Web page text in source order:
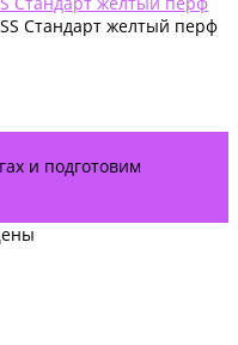
Стандарт желтый перф
и подготовим